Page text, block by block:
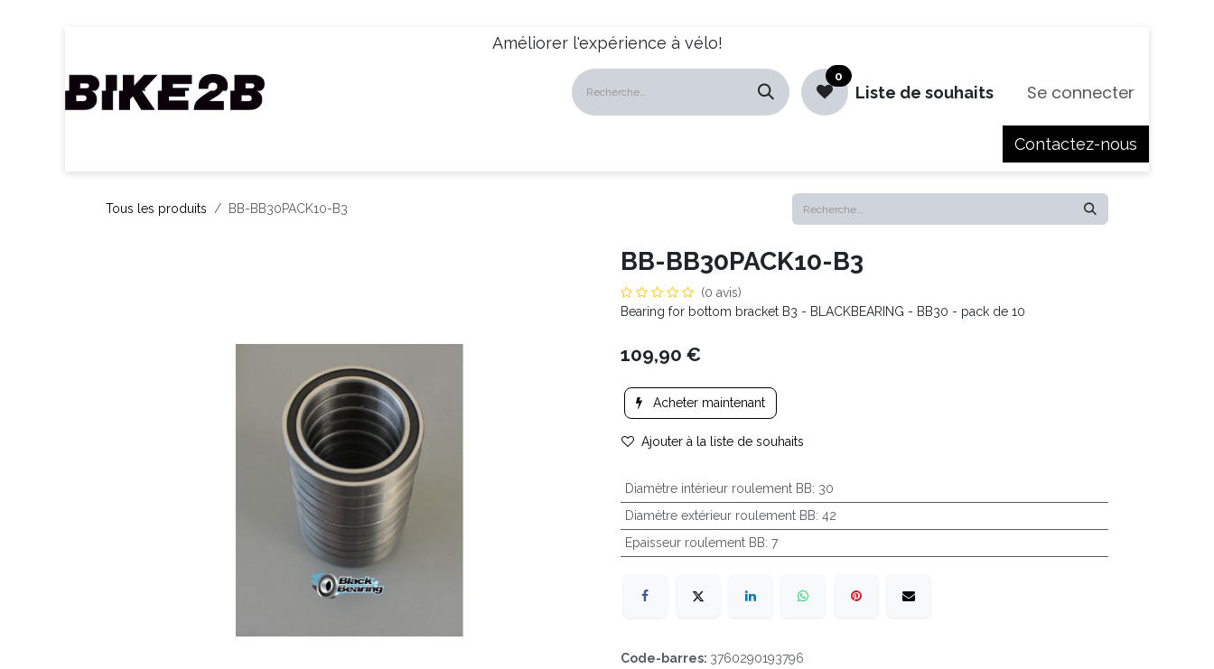
Améliorer l'expérience à vélo!
0
Liste de souhaits Se connecter
Contactez-nous
Tous les produits BB-BB30PACK10-B3
BB-BB30PACK10-B3
(0 avis)
Bearing for bottom bracket B3 - BLACKBEARING - BB30 - pack de 10
109,90 €
Acheter maintenant
Ajouter à la liste de souhaits
Diamètre intérieur roulement BB: 30
Diamètre extérieur roulement BB: 42
Epaisseur roulement BB: 7
Code-barres: 3760290193796